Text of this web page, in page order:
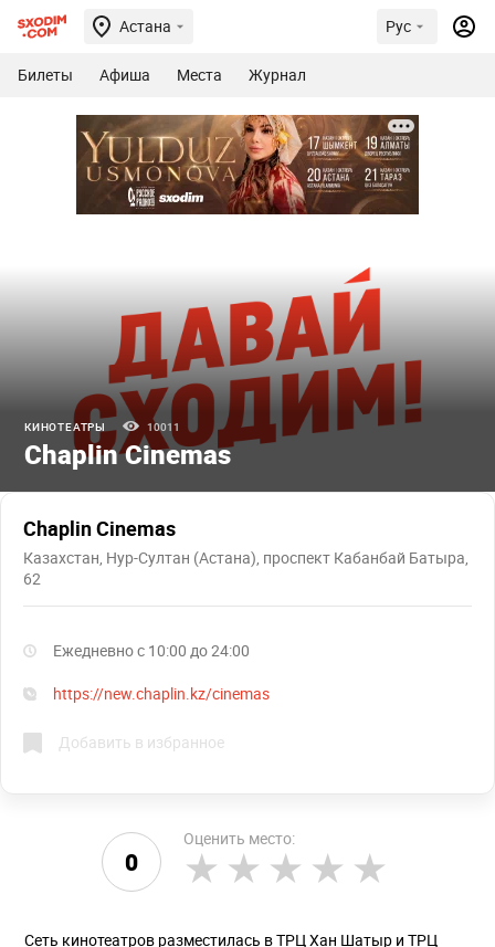
Астана Рус
Билеты Афиша Места Журнал
КИНОТЕАТРЫ 10011
Chaplin Cinemas
Chaplin Cinemas
Казахстан, Нур-Султан (Астана), проспект Кабанбай Батыра,
62
Ежедневно с 10:00 до 24:00
https://new.chaplin.kz/cinemas
Добавить в избранное
0
Оценить место:
Сеть кинотеатров разместилась в ТРЦ Хан Шатыр и ТРЦ